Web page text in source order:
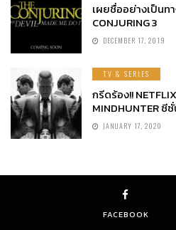
เผยชื่ออย่างเป็นท
CONJURING 3
DECEMBER 17, 2019
TV & SERIES
กรีดร้อง!!
MINDHUNTER ซี
JANUARY 17, 2020
FACEBOOK